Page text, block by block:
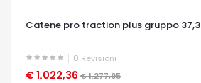
Catene pro traction plus gruppo 37,3
0 Revisioni
€ 1.022,36 € 1.277,95
OCCHIATA VELOCE